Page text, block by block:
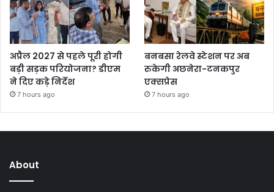
अप्रैल 2027 से पहले पूरी होगी
बड़ी सड़क परियोजना? डीएम
ने दिए कड़े निर्देश
7 hours ago
बनबसा रेलवे स्टेशन पर अब
रुकेगी अछनेरा-टनकपुर
एक्सप्रेस
7 hours ago
About